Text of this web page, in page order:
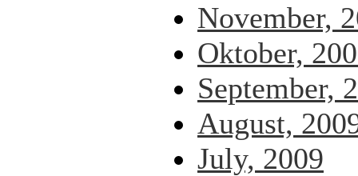
November,
Oktober,
September,
August,
July, 2009